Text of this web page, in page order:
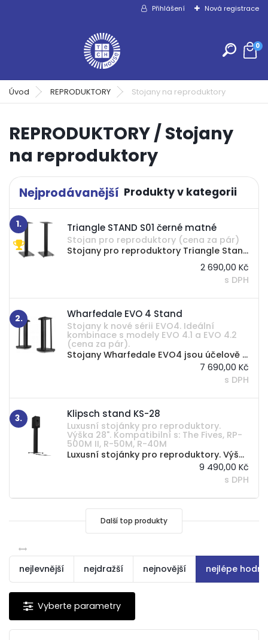
Přihlášení Nová registrace
0
Úvod REPRODUKTORY Stojany na reproduktory
REPRODUKTORY / Stojany
na reproduktory
Nejprodávanější
1. Triangle STAND S01 černé matné
Stojan pro reproduktory (cena za pár)
Stojany pro reproduktory Triangle Stand S01 o výšce 60 cm byly navrženy tak, aby když sedíte optimálně přizpůsobili polohu regálových reproduktorů Hi-Fi v prostoru pro poslech ve výši...
2 690,00 Kč
s DPH
2. Wharfedale EVO 4 Stand
Stojany k nové sérii EVO4. Ideální
kombinace s modely EVO 4.1 a EVO 4.2
(cena za pár).
Stojany Wharfedale EVO4 jsou účelově navrženy pro řadu stojanových (nebo regálových) reproduktorů Wharfedale EVO4. Kovová konstrukce stojanů Wharfedale EVO4 stojící ve výšce 616 mm je...
7 690,00 Kč
s DPH
3. Klipsch stand KS-28
Luxusní stojánky pro reproduktory.
Výška 28". Kompatibilní s: The Fives, RP-
500M II, R-50M, R-40M
Luxusní stojánky pro reproduktory. Výška 28". Kompatibilní s: The Fives, RP-500M II, R-50M, R-40M
9 490,00 Kč
s DPH
Další top produkty
nejlevnější nejdražší nejnovější nejlépe